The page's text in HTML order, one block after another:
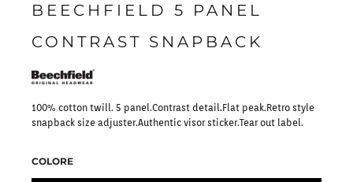
BEECHFIELD 5 PANEL
CONTRAST SNAPBACK
100% cotton twill. 5 panel.Contrast detail.Flat peak.Retro style
snapback size adjuster.Authentic visor sticker.Tear out label.
COLORE